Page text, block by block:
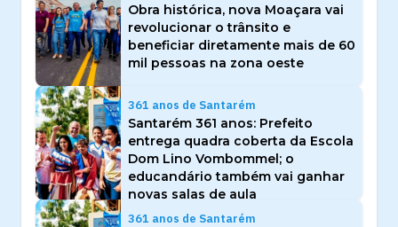
Obra histórica, nova Moaçara vai
revolucionar o trânsito e
beneficiar diretamente mais de 60
mil pessoas na zona oeste
361 anos de Santarém
Santarém 361 anos: Prefeito
entrega quadra coberta da Escola
Dom Lino Vombommel; o
educandário também vai ganhar
novas salas de aula
361 anos de Santarém